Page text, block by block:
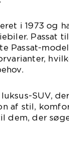
i 1973
Passat
Passat-
SUV,
af stil,
dem, der